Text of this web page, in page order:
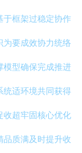
于框架过稳定协作
为要成效协力统络
模型确保完成推进
统适环境共同获得
收超牢固核心优化
品质满及时提升收